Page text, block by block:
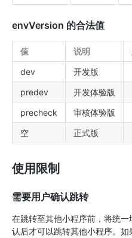
envVersion 的合法值
值 说明
dev
开发版
predev
开发体验版
precheck
审核体验版
空
正式版
使用限制
需要用户确认跳转
在跳转至其他小程序前，将统
认后才可以跳转其他小程序。